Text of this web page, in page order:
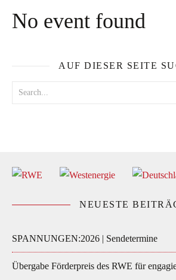
No event found
AUF DIESER SEITE
NEUESTE
SPANNUNGEN:2026 | Sendetermine
Übergabe Förderpreis des RWE für